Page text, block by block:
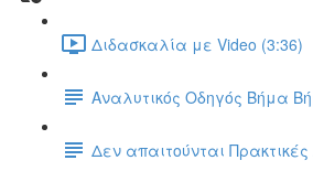
Διδασκαλία με Video (3:36)
Αναλυτικός Οδηγός Βήμα
Δεν απαιτούνται Πρακτικές